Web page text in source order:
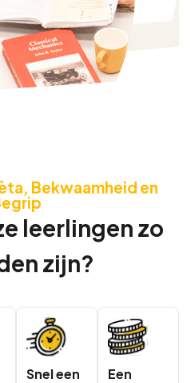
Bekwaamheid en
leerlingen zo
zijn?
Snel een
Een